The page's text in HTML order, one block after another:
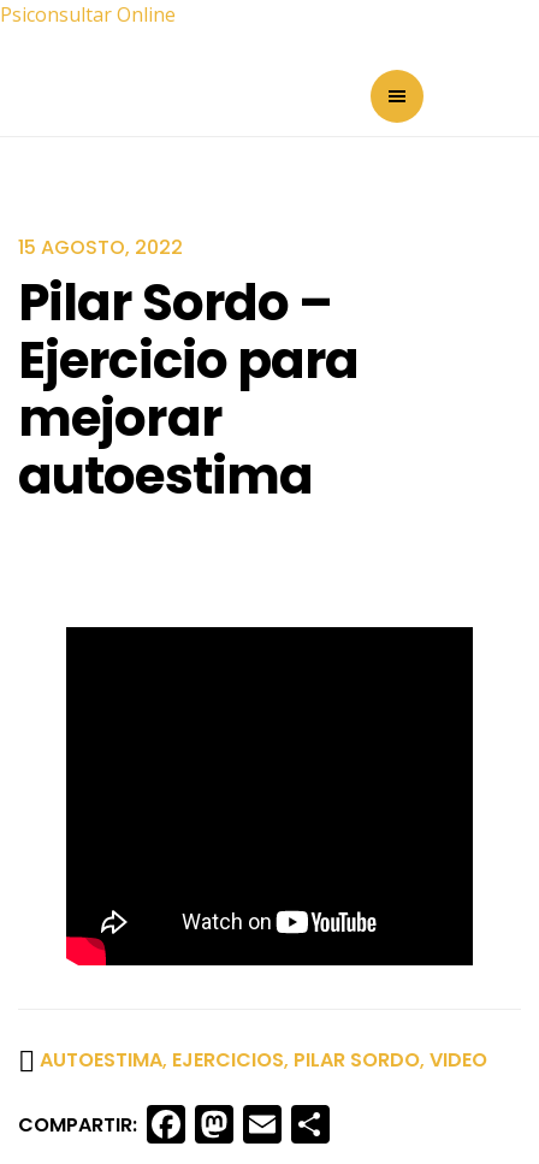
Psiconsultar Online
15 AGOSTO, 2022
Pilar Sordo –
Ejercicio para
mejorar
autoestima
AUTOESTIMA, EJERCICIOS, PILAR SORDO, VIDEO
COMPARTIR: Facebook
Mastodon
Email